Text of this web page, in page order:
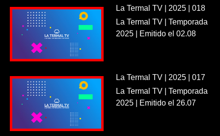
La Termal TV | 2025 | 018
La Termal TV | Temporada
2025 | Emitido el 02.08
La Termal TV | 2025 | 017
La Termal TV | Temporada
2025 | Emitido el 26.07